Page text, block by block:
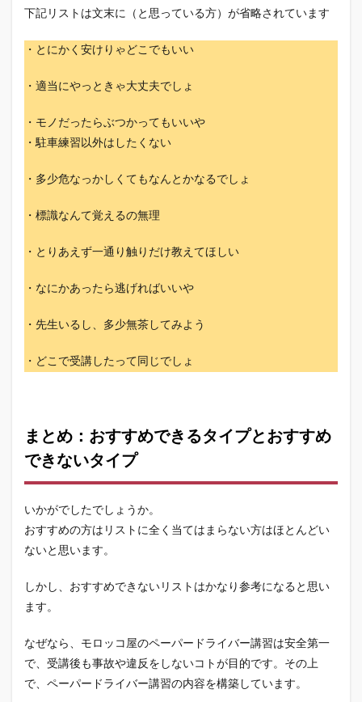
下記リストは文末に（と思っている方）が省略されています
・とにかく安けりゃどこでもいい
・適当にやっときゃ大丈夫でしょ
・モノだったらぶつかってもいいや
・駐車練習以外はしたくない
・多少危なっかしくてもなんとかなるでしょ
・標識なんて覚えるの無理
・とりあえず一通り触りだけ教えてほしい
・なにかあったら逃げればいいや
・先生いるし、多少無茶してみよう
・どこで受講したって同じでしょ
まとめ：おすすめできるタイプとおすすめ
できないタイプ
いかがでしたでしょうか。
おすすめの方はリストに全く当てはまらない方はほとんどい
ないと思います。
しかし、おすすめできないリストはかなり参考になると思い
ます。
なぜなら、モロッコ屋のペーパードライバー講習は安全第一
で、受講後も事故や違反をしないコトが目的です。その上
で、ペーパードライバー講習の内容を構築しています。